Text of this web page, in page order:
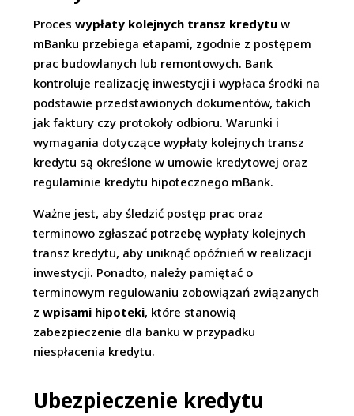
Proceswypłaty kolejnych transz kredytu w
mBanku przebiega etapami, zgodnie z postępem
prac budowlanych lub remontowych. Bank
kontroluje realizację inwestycji i wypłaca środki na
podstawie przedstawionych dokumentów, takich
jak faktury czy protokoły odbioru. Warunki i
wymagania dotyczące wypłaty kolejnych transz
kredytu są określone w umowie kredytowej oraz
regulaminie kredytu hipotecznego mBank.
Ważne jest, aby śledzić postęp prac oraz
terminowo zgłaszać potrzebę wypłaty kolejnych
transz kredytu, aby uniknąć opóźnień w realizacji
inwestycji. Ponadto, należy pamiętać o
terminowym regulowaniu zobowiązań związanych
zwpisami hipoteki, które stanowią
zabezpieczenie dla banku w przypadku
niespłacenia kredytu.
Ubezpieczenie kredytu